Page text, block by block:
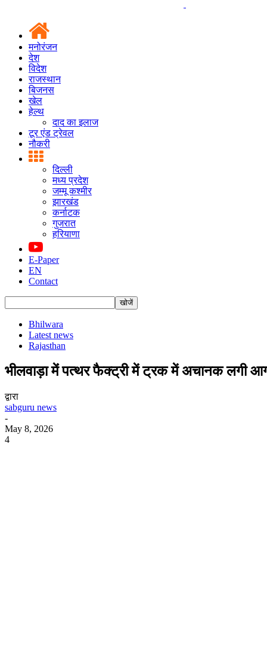
मनोरंजन
देश
विदेश
राजस्थान
बिजनस
खेल
हेल्थ
दाद का इलाज
टूर एंड ट्रेवल
नौकरी
दिल्ली
मध्य प्रदेश
जम्मू कश्मीर
झारखंड
कर्नाटक
गुजरात
हरियाणा
E-Paper
EN
Contact
Bhilwara
Latest news
Rajasthan
भीलवाड़ा मेंं पत्थर फैक्ट्री में ट्रक में अचानक लगी
द्वारा
sabguru news
-
May 8, 2026
4